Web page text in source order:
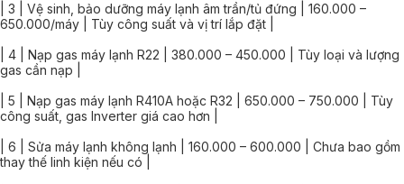
| 3 | Vệ sinh, bảo dưỡng máy lạnh âm trần/tủ đứng | 160.000 –
650.000/máy | Tùy công suất và vị trí lắp đặt |
| 4 | Nạp gas máy lạnh R22 | 380.000 – 450.000 | Tùy loại và lượng
gas cần nạp |
| 5 | Nạp gas máy lạnh R410A hoặc R32 | 650.000 – 750.000 | Tùy
công suất, gas Inverter giá cao hơn |
| 6 | Sửa máy lạnh không lạnh | 160.000 – 600.000 | Chưa bao gồm
thay thế linh kiện nếu có |